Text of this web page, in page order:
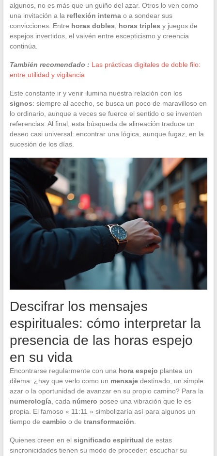
algunos, no es más que un guiño del azar. Otros lo ven como
una invitación a la reflexión internao a sondear sus
convicciones. Entre horas dobles horas triples y juegos de
espejos invertidos, el vaivén entre escepticismo y creencia
continúa.
También recomendado : Las prácticas digitales de doble filo:
entre utilidad y vigilancia
Este constante ir y venir ilumina nuestra relación con los
signos: siempre al acecho, se busca un poco de maravilloso en
lo ordinario, aunque a veces se fuerce el sentido o se inventen
referencias. Al final, esta búsqueda de alineación traduce un
deseo casi universal: encontrar una lógica, aunque fugaz, en la
sucesión de los días.
Descifrar los mensajes
espirituales: cómo interpretar la
presencia de las horas espejo
en su vida
Encontrarse regularmente con una hora espejo plantea un
dilema: ¿hay que verlo como un mensajedestinado, un simple
azar o la oportunidad de avanzar en su propio camino? Para la
numerología, cada número posee una vibración que le es
propia. El famoso « 11:11 » simbolizaría así para algunos un
tiempo de cambio o de transformación
Quienes creen en el significado espiritual de estas
sincronicidades tienen su modo de proceder: escuchar su